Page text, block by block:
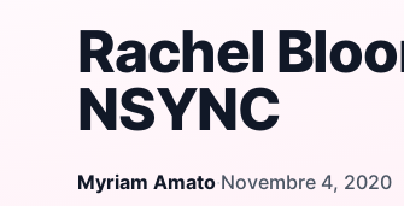
Rachel
NSYNC
Myriam Amato·Novembre 4, 2020